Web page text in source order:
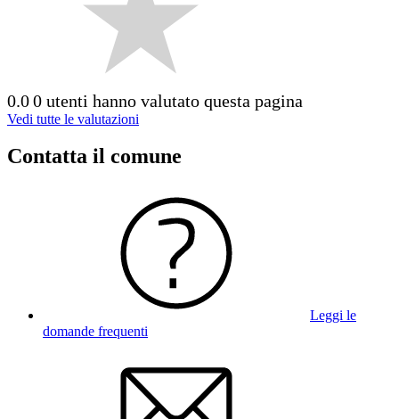
0.00 utenti hanno valutato questa pagina
Vedi tutte le valutazioni
Contatta il comune
Leggi le
domande frequenti